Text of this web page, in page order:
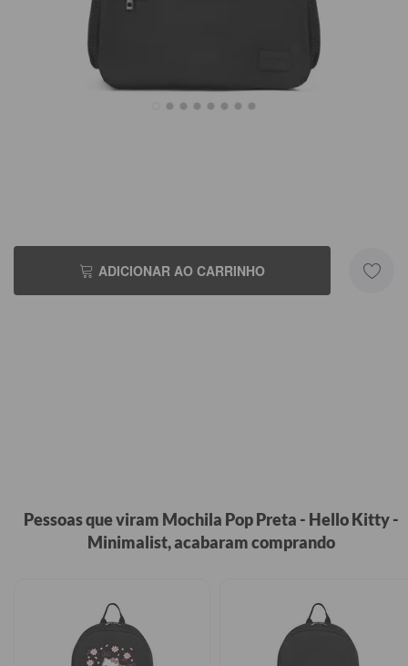
R$199,90
ADICIONAR AO CARRINHO
Pessoas que viram Mochila Pop Preta - Hello Kitty -
Minimalist, acabaram comprando